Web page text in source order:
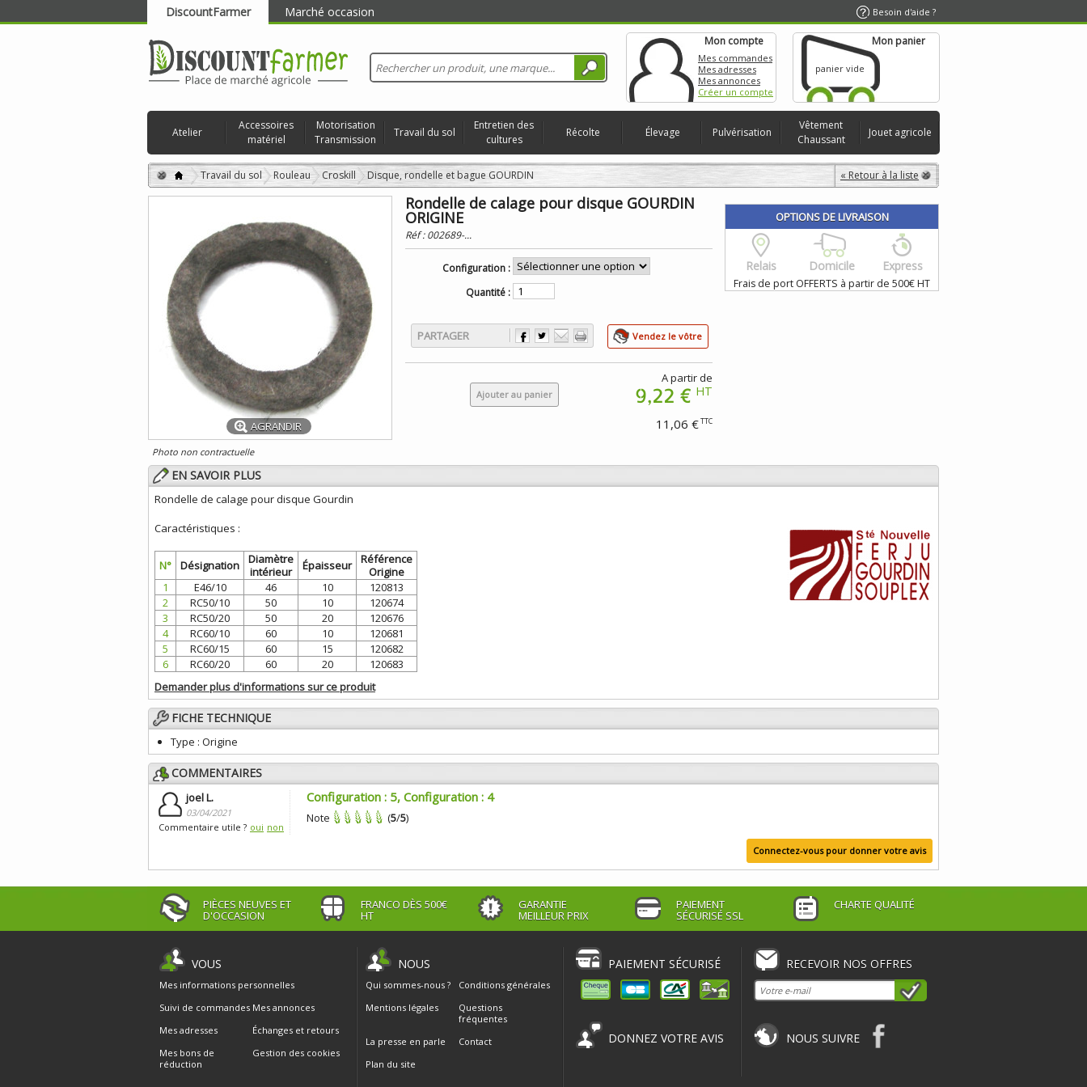
DiscountFarmer Marché occasion Besoin d'aide ?
RECHERCHER
Mon compte
Mes commandes
Mes adresses
Mes annonces
Créer un compte
Mon panier
panier vide
Atelier
Accessoires
matériel
Motorisation
Transmission
Travail du sol
Entretien des
cultures
Récolte Élevage Pulvérisation
Vêtement
Chaussant
Jouet agricole
« Retour à la liste
Travail du sol Rouleau Croskill Disque, rondelle et bague GOURDIN
AGRANDIR
Photo non contractuelle
Rondelle de calage pour disque GOURDIN
ORIGINE
Réf :002689-...
Configuration :
Quantité :
PARTAGER Vendez le vôtre
Ajouter au panier
A partir de
9,22 € HT
11,06 €TTC
OPTIONS DE LIVRAISON
Relais Domicile Express
Frais de port OFFERTS à partir de 500€ HT
EN SAVOIR PLUS
Rondelle de calage pour disque Gourdin
Caractéristiques :
N° Désignation
Diamètre
intérieur
Épaisseur
Référence
Origine
1
E46/10 46 10
120813
2
RC50/10 50 10
120674
3
RC50/20 50 20
120676
4
RC60/10 60 10
120681
5
RC60/15 60 15
120682
6
RC60/20 60 20
120683
Demander plus d'informations sur ce produit
FICHE TECHNIQUE
Type : Origine
COMMENTAIRES
joel L.
03/04/2021
Commentaire utile ? oui non
Configuration : 5, Configuration : 4
Note (5/5)
Connectez-vous pour donner votre avis
PIÈCES NEUVES ET
D'OCCASION
FRANCO DÈS 500€
HT
GARANTIE
MEILLEUR PRIX
PAIEMENT
SÉCURISÉ SSL
CHARTE QUALITÉ
VOUS
Mes informations personnelles
Suivi de commandes Mes annonces
Mes adresses
Échanges et retours
Mes bons de
réduction
Gestion des cookies
NOUS
Qui sommes-nous ?
Conditions générales
Mentions légales
Questions
fréquentes
La presse en parle
Contact
Plan du site
PAIEMENT SÉCURISÉ RECEVOIR NOS OFFRES
DONNEZ VOTRE AVIS NOUS SUIVRE